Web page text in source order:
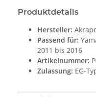
Produktdetails
Hersteller:
Passend für:
2011 bis 2016
Artikelnummer:
Zulassung: EG-